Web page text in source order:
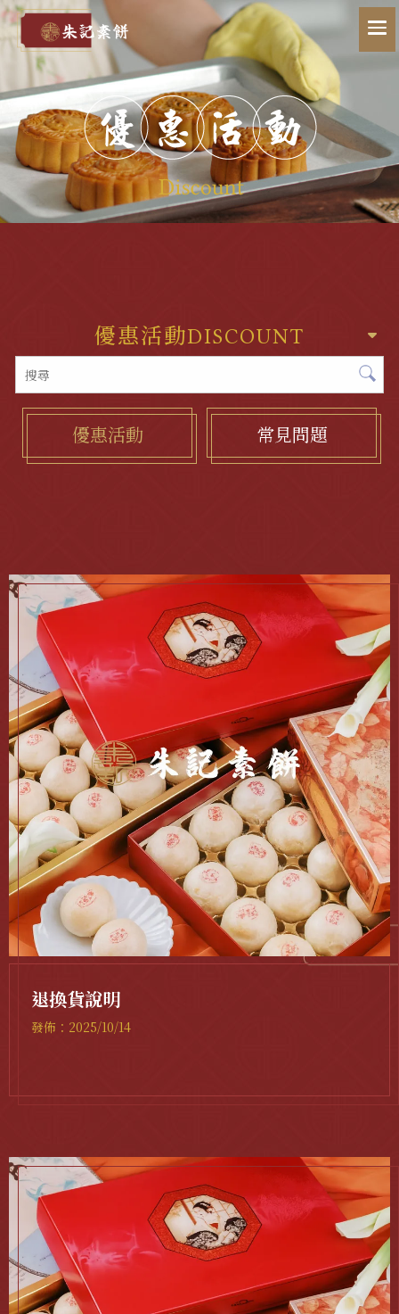
優惠活動DISCOUNT
優惠活動 常見問題
退換貨說明
發佈：2025/10/14